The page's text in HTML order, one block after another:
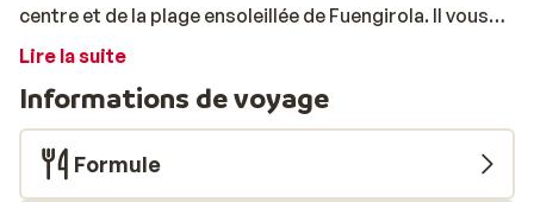
centre et de la plage ensoleillée de Fuengirola. Il vous
est donc possible de vous promener le long du
une terrasse ou de nager dans la mer cristalline. De
plus, vous trouverez un terrain de golf, un parc
aquatique et pleins d'autres attractions dans les
environs. De plus, la gare se situe à quelques minutes à
Lire la suite
Informations de voyage
Formule